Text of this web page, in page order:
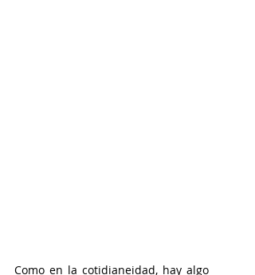
Como en la cotidianeidad, hay algo